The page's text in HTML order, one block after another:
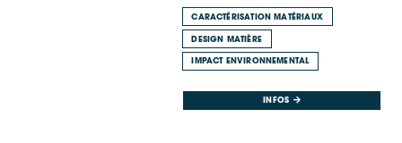
CARACTÉRISATION MATÉRIAUX
DESIGN MATIÈRE
IMPACT ENVIRONNEMENTAL
INFOS